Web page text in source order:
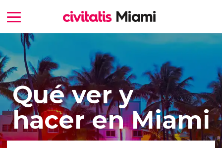
Qué ver y
hacer en Miami